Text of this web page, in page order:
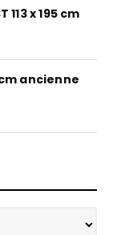
x 195 cm
ancienne